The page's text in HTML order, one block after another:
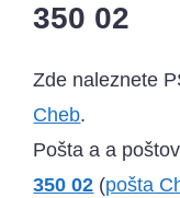
350 02
Zde naleznete
Cheb.
Pošta a a
350 02 (pošta